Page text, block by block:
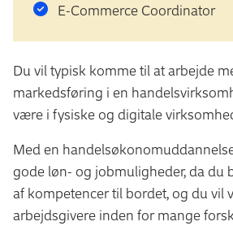
E-Commerce Coordinator
Du vil typisk komme til at arbejde
markedsføring i en
være i fysiske og digitale
Med en
gode løn- og jobmuligheder, da du
af kompetencer til bordet, og du vil
arbejdsgivere inden for mange